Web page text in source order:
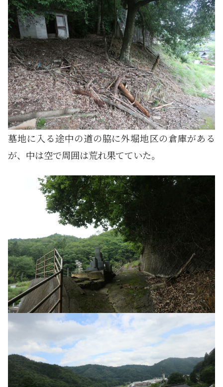
墓地に入る途中の道の脇に外堀地区の倉庫がある
が、中は空で周囲は荒れ果てていた。